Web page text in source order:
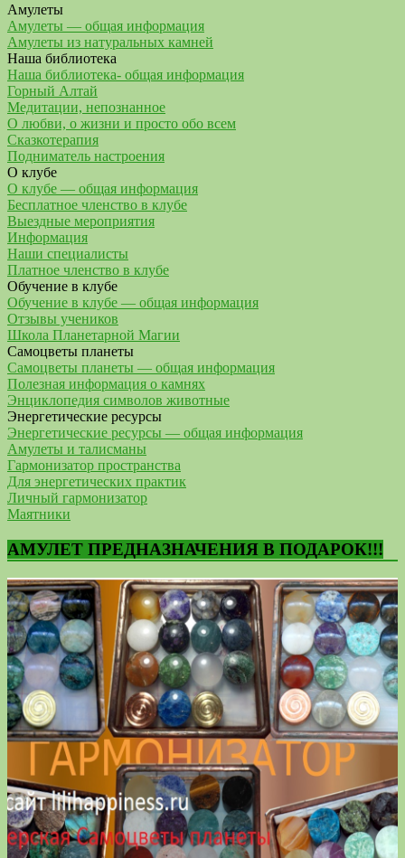
Амулеты
Амулеты — общая информация
Амулеты из натуральных камней
Наша библиотека
Наша библиотека- общая информация
Горный Алтай
Медитации, непознанное
О любви, о жизни и просто обо всем
Сказкотерапия
Подниматель настроения
О клубе
О клубе — общая информация
Бесплатное членство в клубе
Выездные мероприятия
Информация
Наши специалисты
Платное членство в клубе
Обучение в клубе
Обучение в клубе — общая информация
Отзывы учеников
Школа Планетарной Магии
Самоцветы планеты
Самоцветы планеты — общая информация
Полезная информация о камнях
Энциклопедия символов животные
Энергетические ресурсы
Энергетические ресурсы — общая информация
Амулеты и талисманы
Гармонизатор пространства
Для энергетических практик
Личный гармонизатор
Маятники
АМУЛЕТ ПРЕДНАЗНАЧЕНИЯ В ПОДАРОК!!!